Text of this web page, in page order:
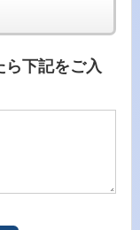
ら下記をご入